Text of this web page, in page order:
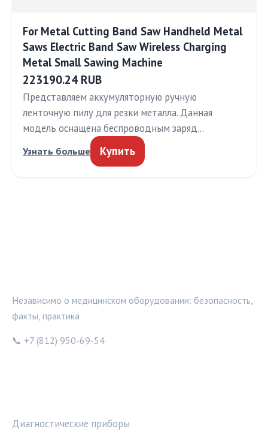
For Metal Cutting Band Saw Handheld Metal
Saws Electric Band Saw Wireless Charging
Metal Small Sawing Machine
223190.24 RUB
Представляем аккумуляторную ручную
ленточную пилу для резки металла. Данная
модель оснащена беспроводным заряд…
Узнать больше Купить
Независимо о медицинском оборудовании: безопасность,
факты, практика
📞 +7 (812) 950-69-54
Диагностические приборы